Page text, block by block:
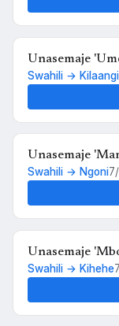
Unasemaje
Swahili → Kilaangi
Unasemaje
Ngoni?
Swahili → Ngoni
Unasemaje
hiko,,au kosa
Swahili → Kihehe